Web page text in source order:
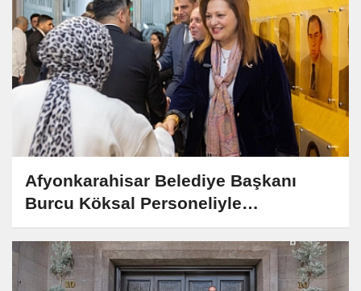
Afyonkarahisar Belediye Başkanı
Burcu Köksal Personeliyle
Bayramlaştı